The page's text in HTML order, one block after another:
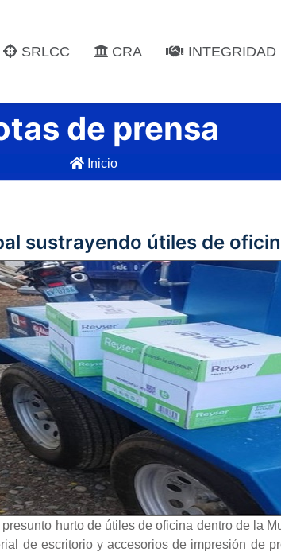
SRLCC CRA INTEGRIDAD
de prensa
Inicio
sustrayendo útiles de
hurto de útiles de oficina dentro de la
de escritorio y accesorios de impresión de